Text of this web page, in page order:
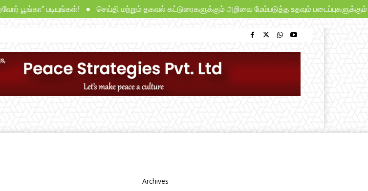
படியுங்கள்! ● செய்தி மற்றும் தகவல் கட்டுரைகளுக்கும் அறிவை மேம்படுத்த உதவும் படைப்புகளுக்கும்
Archives